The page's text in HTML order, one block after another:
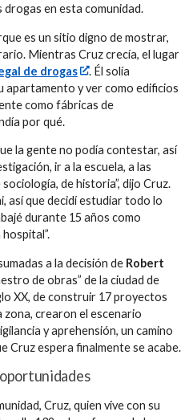
en esta comunidad.
es un sitio digno de mostrar,
Mientras Cruz crecía, el lugar
de drogas
. Él solía
apartamento y ver como edificios
como fábricas de
por qué.
la gente no podía contestar, así
ir a la escuela, a las
de historia”, dijo Cruz.
así que decidí estudiar todo lo
durante 15 años como
a la decisión de Robert
de obras” de la ciudad de
XX, de construir 17 proyectos
zona, crearon el escenario
y aprehensión, un camino
Cruz espera finalmente se acabe.
Cruz, quien vive con su